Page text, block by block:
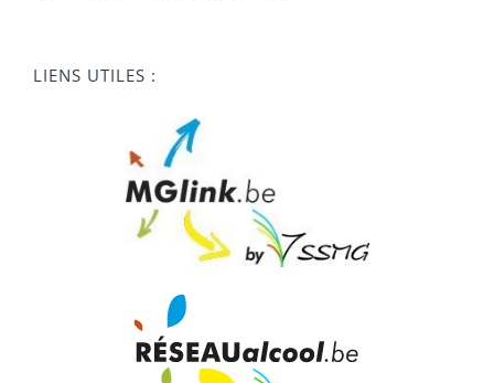
LIENS UTILES :